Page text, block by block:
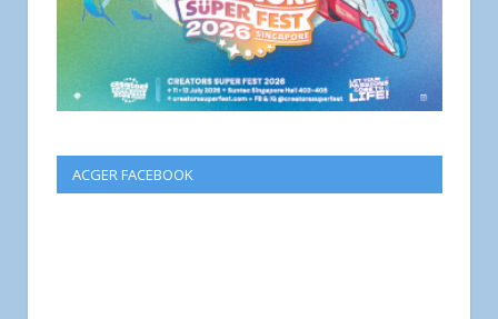
ACGER FACEBOOK